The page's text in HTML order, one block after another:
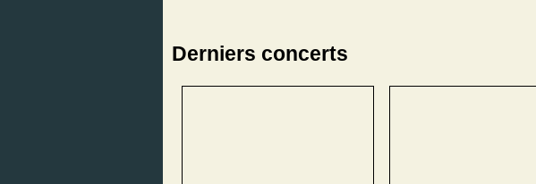
Derniers concerts